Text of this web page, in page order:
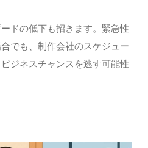
ドの低下も招きます。緊急性
でも、制作会社のスケジュー
ジネスチャンスを逃す可能性